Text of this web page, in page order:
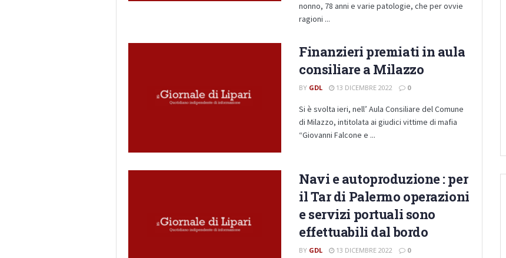
nonno, 78 anni e varie patologie, che per ovvie
ragioni ...
Finanzieri premiati in aula
consiliare a Milazzo
BY GDL 13 DICEMBRE 2022 0
Si è svolta ieri, nell’ Aula Consiliare del Comune
di Milazzo, intitolata ai giudici vittime di mafia
“Giovanni Falcone e ...
Navi e autoproduzione : per
il Tar di Palermo operazioni
e servizi portuali sono
effettuabili dal bordo
BY GDL 13 DICEMBRE 2022 0